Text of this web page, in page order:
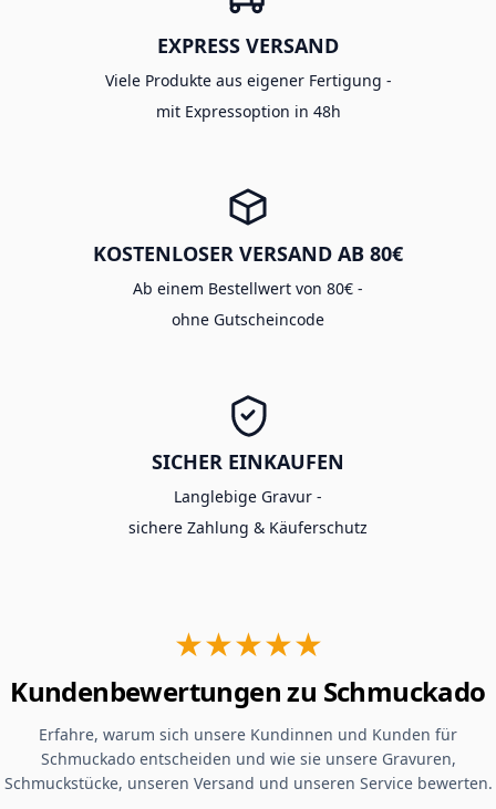
EXPRESS VERSAND
Viele Produkte aus eigener Fertigung -
mit Expressoption in 48h
KOSTENLOSER VERSAND AB 80€
Ab einem Bestellwert von 80€ -
ohne Gutscheincode
SICHER EINKAUFEN
Langlebige Gravur -
sichere Zahlung & Käuferschutz
★★★★★
Kundenbewertungen zu Schmuckado
Erfahre, warum sich unsere Kundinnen und Kunden für
Schmuckado entscheiden und wie sie unsere Gravuren,
Schmuckstücke, unseren Versand und unseren Service bewerten.